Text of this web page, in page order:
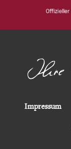
Impressum